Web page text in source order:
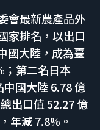
會最新農產品外
家排名，以出口
國大陸，成為臺
；第二名日本
國大陸 6.78 億
出口值 52.27 億
年減 7.8%。